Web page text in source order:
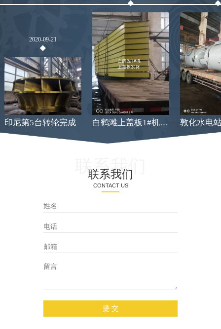
2020-09-21
印尼第5台转轮完成 白鹤滩上盖板1#机发货
联系我们
联系我们
CONTACT US